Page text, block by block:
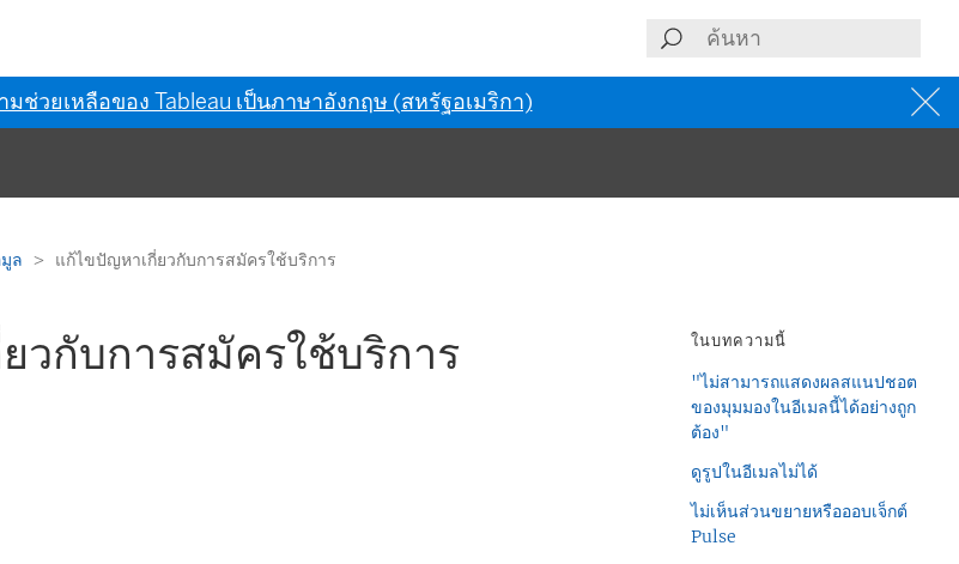
มช่วยเหลือของ Tableau เป็นภาษาอังกฤษ (สหรัฐอเมริกา)
ล แก้ไขปัญหาเกี่ยวกับการสมัครใช้บริการ
วกับการสมัครใช้บริการ ในบทความนี้
"ไม่สามารถแสดงผลสแนปชอต
ของมุมมองในอีเมลนี้ได้อย่างถูก
ต้อง"
ดูรูปในอีเมลไม่ได้
ไม่เห็นส่วนขยายหรือออบเจ็กต์
Pulse